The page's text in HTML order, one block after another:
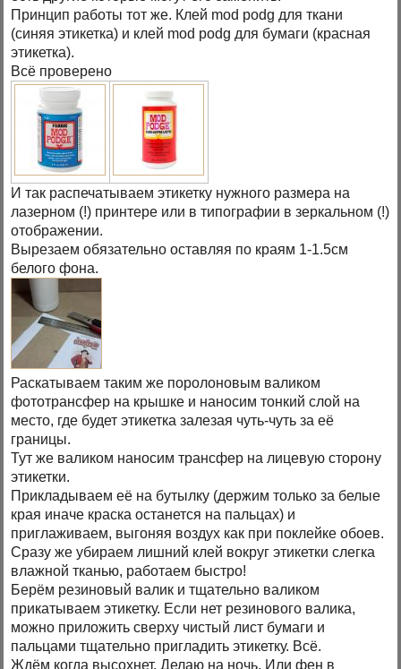
Принцип работы тот же. Клей mod podg для ткани
(синяя этикетка) и клей mod podg для бумаги (красная
этикетка).
Всё проверено
И так распечатываем этикетку нужного размера на
лазерном (!) принтере или в типографии в зеркальном (!)
отображении.
Вырезаем обязательно оставляя по краям 1-1.5см
белого фона.
Раскатываем таким же поролоновым валиком
фототрансфер на крышке и наносим тонкий слой на
место, где будет этикетка залезая чуть-чуть за её
границы.
Тут же валиком наносим трансфер на лицевую сторону
этикетки.
Прикладываем её на бутылку (держим только за белые
края иначе краска останется на пальцах) и
приглаживаем, выгоняя воздух как при поклейке обоев.
Сразу же убираем лишний клей вокруг этикетки слегка
влажной тканью, работаем быстро!
Берём резиновый валик и тщательно валиком
прикатываем этикетку. Если нет резинового валика,
можно приложить сверху чистый лист бумаги и
пальцами тщательно пригладить этикетку. Всё.
Ждём когда высохнет. Делаю на ночь. Или фен в